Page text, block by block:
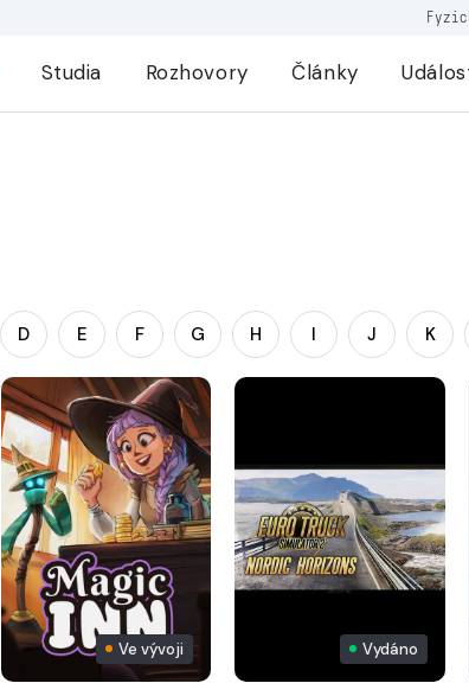
Studia Rozhovory Články
D E F G H I J K
Ve vývoji Vydáno